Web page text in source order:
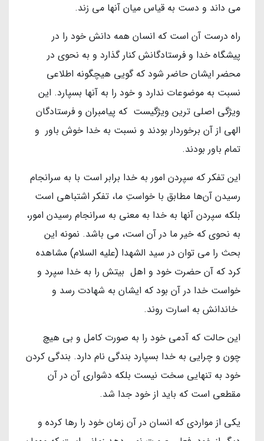
می داند و دست به قیاس میان آنها می زند.
راه درست آن است که انسان همه دانش خود را در
پیشگاه خدا و فرستادگانش کنار گذارد و به نحوی در
محضر ایشان حاضر شود که گویی هیچگونه اطلاعی
نسبت به موضوعات ندارد و خود را به آنها بسپارد. این
ویژگی اصلی ترین ویژگیست که پیامبران و فرستادگان
الهی از آن برخوردار بودند و نسبت به خدا خوش باور و
تمام باور بودند.
این تفکر که سپردن امور به خدا برابر است با به سرانجام
رسیدن آن‌ها مطابق با خواستِ ما، تفکر اشتباهی است
بلکه سپردن آنها به خدا به معنی به سرانجام رسیدن امور،
به نحوی که خیر ما در آن است، می باشد. نمونه این
بحث را می توان در سید الشهدا (علیه السلام) مشاهده
کرد که آن حضرت خود و اهل بیتش را به خدا سپرد و
خواست خدا در آن بود که ایشان به شهادت رسد و
خاندانش به اسارت روند.
این حالت که آدمی خود را به صورت کامل و بی هیچ
چون و چرایی به خدا بسپارد بندگی نام دارد. بندگی کردن
خود به تنهایی سخت نیست بلکه دشواری آن در آن
مقطعی است که باید از خود جدا شد.
یکی از مواردی که انسان در آن زمان خود را رها کرده و